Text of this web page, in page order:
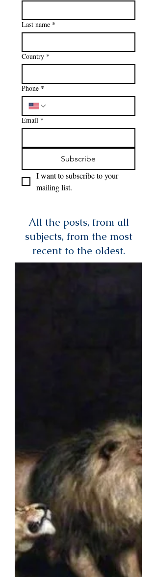
Last name *
Country *
Phone *
Email *
Subscribe
I want to subscribe to your
mailing list.
All the posts, from all
subjects, from the most
recent to the oldest.